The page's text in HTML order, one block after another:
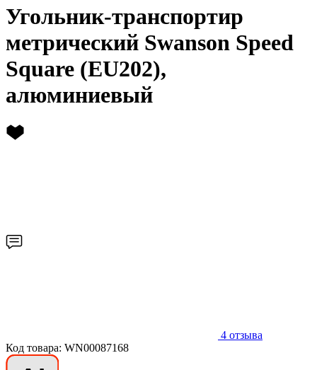
Угольник-транспортир
метрический Swanson Speed
Square (EU202),
алюминиевый
4 отзыва
Код товара: WN00087168